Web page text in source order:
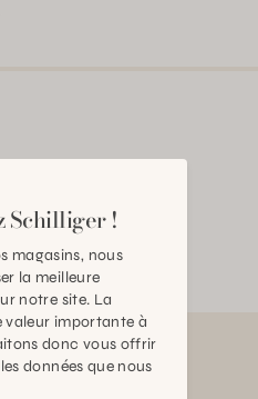
Schilliger !
magasins, nous
la meilleure
notre site. La
valeur importante à
donc vous offrir
données que nous